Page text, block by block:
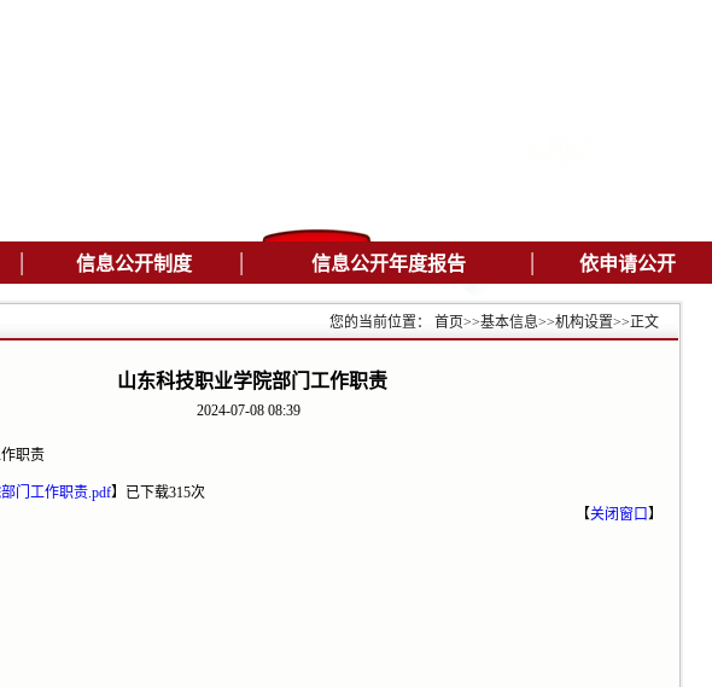
| 信息公开制度 | 信息公开年度报告 | 依申请公开
您的当前位置： 首页>>基本信息>>机构设置>>正文
山东科技职业学院部门工作职责
2024-07-08 08:39
职责
门工作职责.pdf】 已下载315次
【关闭窗口】